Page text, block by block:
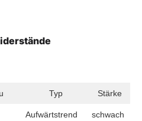
Typ Stärke
Aufwärtstrend schwach